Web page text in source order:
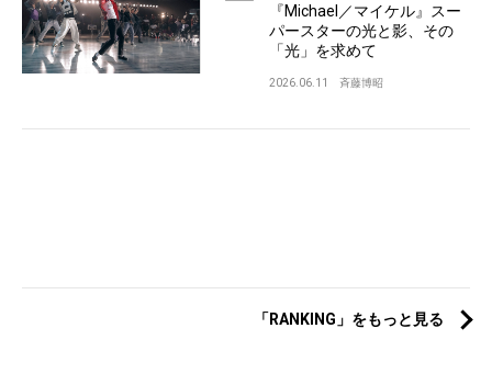
『Michael／マイケル』スー
パースターの光と影、その
「光」を求めて
2026.06.11 斉藤博昭
「RANKING」をもっと見る